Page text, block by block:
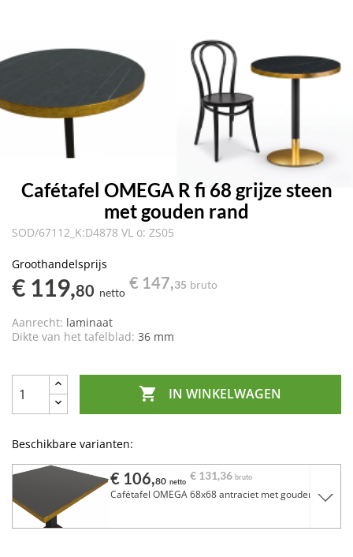
Cafétafel OMEGA R fi 68 grijze steen
met gouden rand
SOD/67112_K:D4878 VL o: ZS05
Groothandelsprijs
€ 119,80 netto
€ 147,35 bruto
Aanrecht: laminaat
Dikte van het tafelblad: 36 mm
 IN WINKELWAGEN
Beschikbare varianten:
€ 106,80 netto € 131,36 bruto
Cafétafel OMEGA 68x68 antraciet met gouden rand